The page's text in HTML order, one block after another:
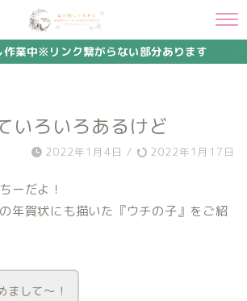
作業中※リンク繋がらない部分あります
いろいろあるけど
2022年1月4日 / 2022年1月17日
ーだよ！
の年賀状にも描いた『ウチの子』をご紹
まして～！